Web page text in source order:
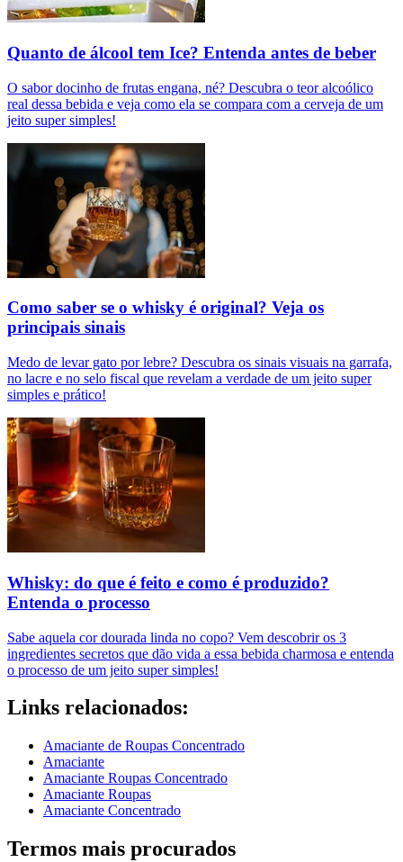
Quanto de álcool tem Ice? Entenda antes de beber
O sabor docinho de frutas engana, né? Descubra o teor alcoólico
real dessa bebida e veja como ela se compara com a cerveja de um
jeito super simples!
Como saber se o whisky é original? Veja os
principais sinais
Medo de levar gato por lebre? Descubra os sinais visuais na garrafa,
no lacre e no selo fiscal que revelam a verdade de um jeito super
simples e prático!
Whisky: do que é feito e como é produzido?
Entenda o processo
Sabe aquela cor dourada linda no copo? Vem descobrir os 3
ingredientes secretos que dão vida a essa bebida charmosa e entenda
o processo de um jeito super simples!
Links relacionados:
Amaciante de Roupas Concentrado
Amaciante
Amaciante Roupas Concentrado
Amaciante Roupas
Amaciante Concentrado
Termos mais procurados